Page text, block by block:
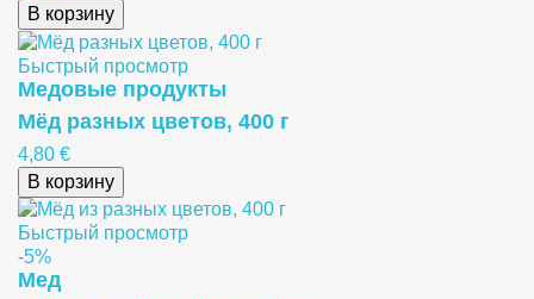
В корзину
Быстрый просмотр
Медовые продукты
Мёд разных цветов, 400 г
4,80 €
В корзину
Быстрый просмотр
-5%
Meд